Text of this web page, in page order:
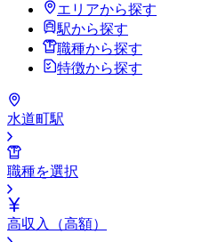
エリアから探す
駅から探す
職種から探す
特徴から探す
水道町駅
職種を選択
高収入（高額）